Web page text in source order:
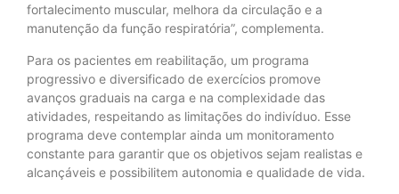
fortalecimento muscular, melhora da circulação e a
manutenção da função respiratória”, complementa.
Para os pacientes em reabilitação, um programa
progressivo e diversificado de exercícios promove
avanços graduais na carga e na complexidade das
atividades, respeitando as limitações do indivíduo. Esse
programa deve contemplar ainda um monitoramento
constante para garantir que os objetivos sejam realistas e
alcançáveis e possibilitem autonomia e qualidade de vida.